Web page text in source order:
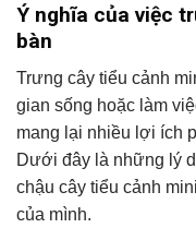
Ý nghĩa của việc
bàn
Trưng cây tiểu cảnh
gian sống hoặc làm
mang lại nhiều lợi ích
Dưới đây là những lý
chậu cây tiểu cảnh
của mình.